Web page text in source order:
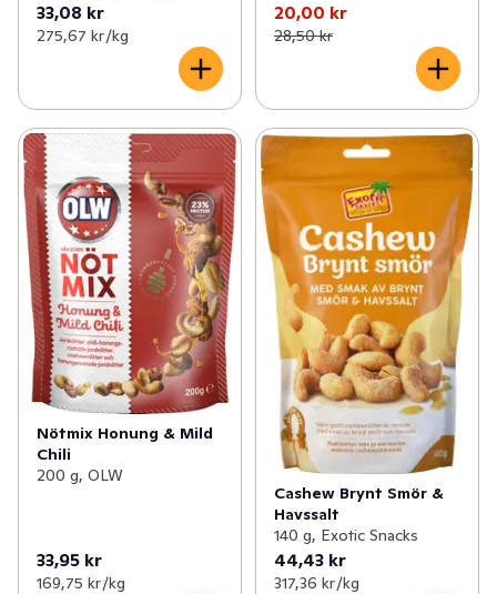
33,08 kr
275,67 kr /kg
20,00 kr
28,50 kr
Nötmix Honung & Mild
Chili
200 g, OLW
33,95 kr
169,75 kr /kg
Cashew Brynt Smör &
Havssalt
140 g, Exotic Snacks
44,43 kr
317,36 kr /kg